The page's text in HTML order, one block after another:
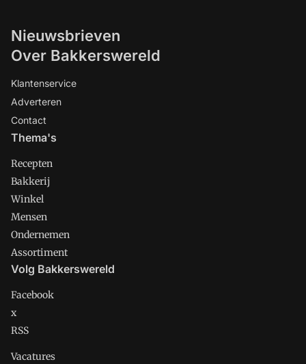
Nieuwsbrieven
Over Bakkerswereld
Klantenservice
Adverteren
Contact
Thema's
Recepten
Bakkerij
Winkel
Mensen
Ondernemen
Assortiment
Volg Bakkerswereld
Facebook
x
RSS
Vacatures